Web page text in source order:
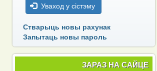
Уваход у сістэму
Стварыць новы рахунак
Запытаць новы пароль
ЗАРАЗ НА САЙЦЕ